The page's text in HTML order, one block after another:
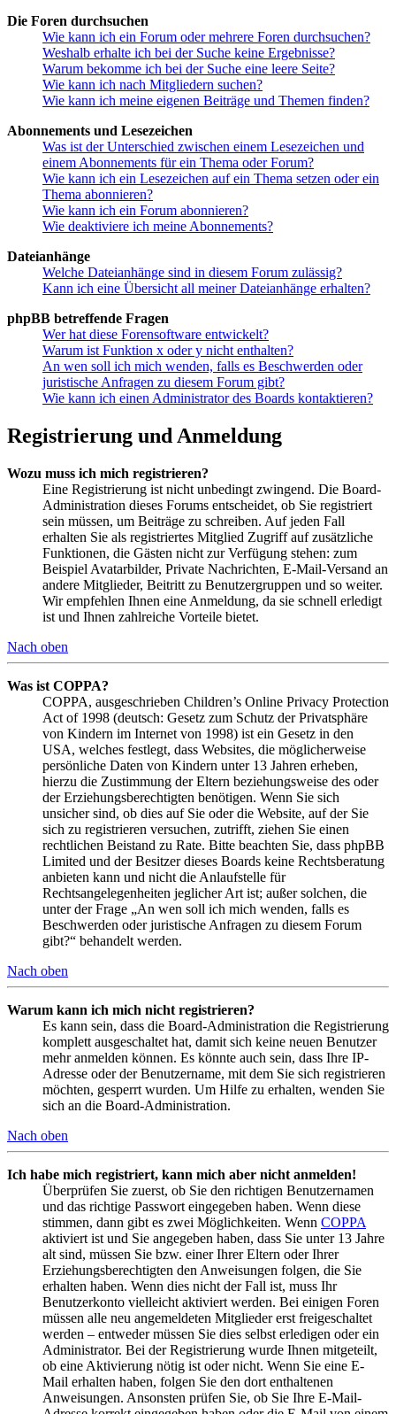
Die Foren durchsuchen
Wie kann ich ein Forum oder mehrere Foren durchsuchen?
Weshalb erhalte ich bei der Suche keine Ergebnisse?
Warum bekomme ich bei der Suche eine leere Seite?
Wie kann ich nach Mitgliedern suchen?
Wie kann ich meine eigenen Beiträge und Themen finden?
Abonnements und Lesezeichen
Was ist der Unterschied zwischen einem Lesezeichen und
einem Abonnements für ein Thema oder Forum?
Wie kann ich ein Lesezeichen auf ein Thema setzen oder ein
Thema abonnieren?
Wie kann ich ein Forum abonnieren?
Wie deaktiviere ich meine Abonnements?
Dateianhänge
Welche Dateianhänge sind in diesem Forum zulässig?
Kann ich eine Übersicht all meiner Dateianhänge erhalten?
phpBB betreffende Fragen
Wer hat diese Forensoftware entwickelt?
Warum ist Funktion x oder y nicht enthalten?
An wen soll ich mich wenden, falls es Beschwerden oder
juristische Anfragen zu diesem Forum gibt?
Wie kann ich einen Administrator des Boards kontaktieren?
Registrierung und Anmeldung
Wozu muss ich mich registrieren?
Eine Registrierung ist nicht unbedingt zwingend. Die Board-
Administration dieses Forums entscheidet, ob Sie registriert
sein müssen, um Beiträge zu schreiben. Auf jeden Fall
erhalten Sie als registriertes Mitglied Zugriff auf zusätzliche
Funktionen, die Gästen nicht zur Verfügung stehen: zum
Beispiel Avatarbilder, Private Nachrichten, E-Mail-Versand an
andere Mitglieder, Beitritt zu Benutzergruppen und so weiter.
Wir empfehlen Ihnen eine Anmeldung, da sie schnell erledigt
ist und Ihnen zahlreiche Vorteile bietet.
Nach oben
Was ist COPPA?
COPPA, ausgeschrieben Children’s Online Privacy Protection
Act of 1998 (deutsch: Gesetz zum Schutz der Privatsphäre
von Kindern im Internet von 1998) ist ein Gesetz in den
USA, welches festlegt, dass Websites, die möglicherweise
persönliche Daten von Kindern unter 13 Jahren erheben,
hierzu die Zustimmung der Eltern beziehungsweise des oder
der Erziehungsberechtigten benötigen. Wenn Sie sich
unsicher sind, ob dies auf Sie oder die Website, auf der Sie
sich zu registrieren versuchen, zutrifft, ziehen Sie einen
rechtlichen Beistand zu Rate. Bitte beachten Sie, dass phpBB
Limited und der Besitzer dieses Boards keine Rechtsberatung
anbieten kann und nicht die Anlaufstelle für
Rechtsangelegenheiten jeglicher Art ist; außer solchen, die
unter der Frage „An wen soll ich mich wenden, falls es
Beschwerden oder juristische Anfragen zu diesem Forum
gibt?“ behandelt werden.
Nach oben
Warum kann ich mich nicht registrieren?
Es kann sein, dass die Board-Administration die Registrierung
komplett ausgeschaltet hat, damit sich keine neuen Benutzer
mehr anmelden können. Es könnte auch sein, dass Ihre IP-
Adresse oder der Benutzername, mit dem Sie sich registrieren
möchten, gesperrt wurden. Um Hilfe zu erhalten, wenden Sie
sich an die Board-Administration.
Nach oben
Ich habe mich registriert, kann mich aber nicht anmelden!
Überprüfen Sie zuerst, ob Sie den richtigen Benutzernamen
und das richtige Passwort eingegeben haben. Wenn diese
stimmen, dann gibt es zwei Möglichkeiten. Wenn COPPA
aktiviert ist und Sie angegeben haben, dass Sie unter 13 Jahre
alt sind, müssen Sie bzw. einer Ihrer Eltern oder Ihrer
Erziehungsberechtigten den Anweisungen folgen, die Sie
erhalten haben. Wenn dies nicht der Fall ist, muss Ihr
Benutzerkonto vielleicht aktiviert werden. Bei einigen Foren
müssen alle neu angemeldeten Mitglieder erst freigeschaltet
werden – entweder müssen Sie dies selbst erledigen oder ein
Administrator. Bei der Registrierung wurde Ihnen mitgeteilt,
ob eine Aktivierung nötig ist oder nicht. Wenn Sie eine E-
Mail erhalten haben, folgen Sie den dort enthaltenen
Anweisungen. Ansonsten prüfen Sie, ob Sie Ihre E-Mail-